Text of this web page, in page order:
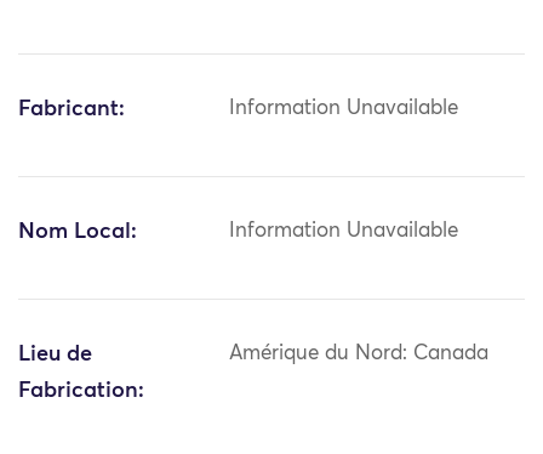
Fabricant: Information Unavailable
Nom Local: Information Unavailable
Lieu de
Fabrication:
Amérique du Nord: Canada